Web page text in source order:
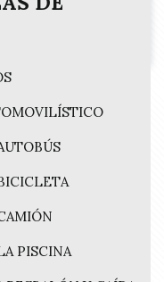
PISCINA